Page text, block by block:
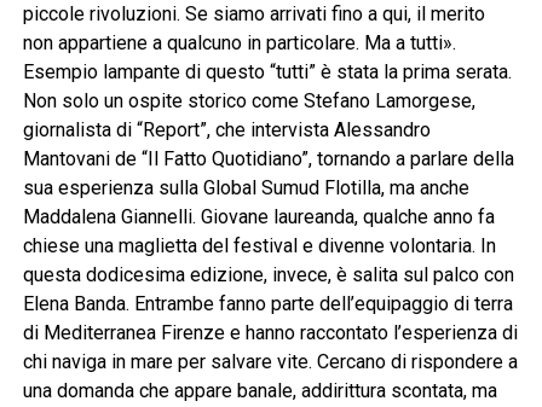
piccole rivoluzioni. Se siamo arrivati fino a qui, il merito
non appartiene a qualcuno in particolare. Ma a tutti».
Esempio lampante di questo “tutti” è stata la prima serata.
Non solo un ospite storico come Stefano Lamorgese,
giornalista di “Report”, che intervista Alessandro
Mantovani de “Il Fatto Quotidiano”, tornando a parlare della
sua esperienza sulla Global Sumud Flotilla, ma anche
Maddalena Giannelli. Giovane laureanda, qualche anno fa
chiese una maglietta del festival e divenne volontaria. In
questa dodicesima edizione, invece, è salita sul palco con
Elena Banda. Entrambe fanno parte dell’equipaggio di terra
di Mediterranea Firenze e hanno raccontato l’esperienza di
chi naviga in mare per salvare vite. Cercano di rispondere a
una domanda che appare banale, addirittura scontata, ma